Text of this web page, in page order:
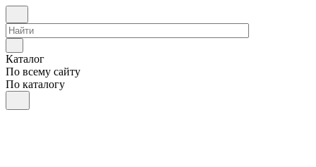
Каталог
По всему сайту
По каталогу